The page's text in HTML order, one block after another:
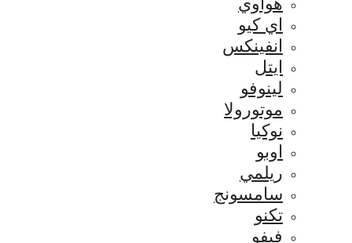
اي كيو
انفينكس
ايتل
لينوفو
موتورولا
نوكيا
اوبو
ريلمي
سامسونج
تكنو
فيفو